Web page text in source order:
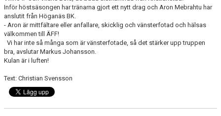
Inför höstsäsongen har tränarna gjort ett nytt drag och Aron Mebrahtu har
anslutit från Höganäs BK.
- Aron är mittfältare eller anfallare, skicklig och vänsterfotad och hälsas
välkommen till ÄFF!
Vi har inte så många som är vänsterfotade, så det stärker upp truppen
bra, avslutar Markus Johansson.
Kulan är i luften!
Text: Christian Svensson